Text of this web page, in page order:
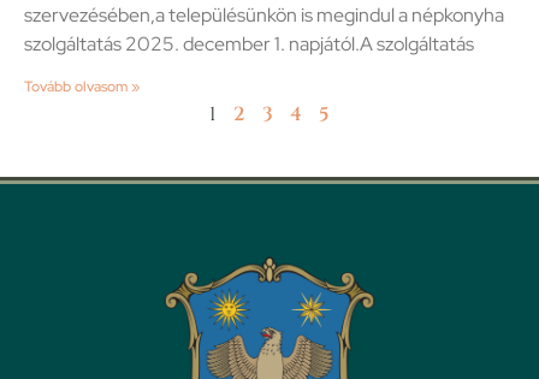
szervezésében,a településünkön is megindul a népkonyha
szolgáltatás 2025. december 1. napjától.A szolgáltatás
Tovább olvasom »
1 2 3 4 5